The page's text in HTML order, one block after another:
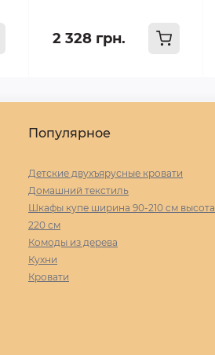
2 328 грн.
Популярное
Детские двухъярусные кровати
Домашний текстиль
Шкафы купе ширина 90-210 cм высота
220 cм
Комоды из дерева
Кухни
Кровати